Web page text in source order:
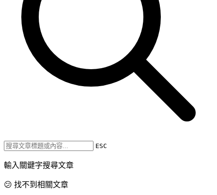
ESC
輸入關鍵字搜尋文章
😕 找不到相關文章